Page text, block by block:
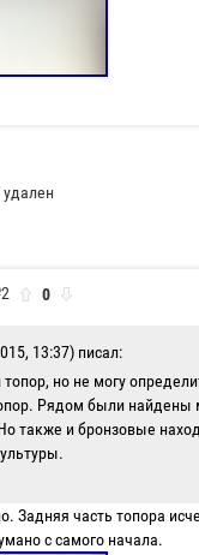
0
13:37) писал:
но не могу
Рядом были найдены
также и бронзовые
Задняя часть топора
с самого начала.